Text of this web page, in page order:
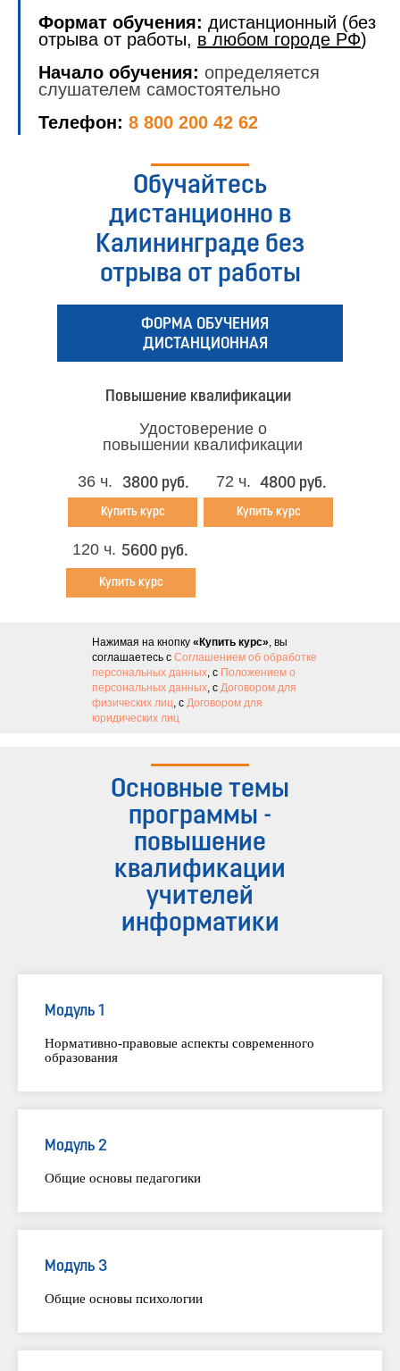
Формат обучения: дистанционный (без
отрыва от работы, в любом городе РФ)
Начало обучения: определяется
слушателем самостоятельно
Телефон: 8 800 200 42 62
Обучайтесь
дистанционно в
Калининграде без
отрыва от работы
ФОРМА ОБУЧЕНИЯ
ДИСТАНЦИОННАЯ
Повышение квалификации
Удостоверение о
повышении квалификации
36 ч. 72 ч.
120 ч.
3800 руб. 4800 руб.
5600 руб.
Купить курс Купить курс
Купить курс
Нажимая на кнопку «Купить курс», вы
соглашаетесь с Соглашением об обработке
персональных данных, с Положением о
персональных данных, с Договором для
физических лиц, с Договором для
юридических лиц
Основные темы
программы -
повышение
квалификации
учителей
информатики
Модуль 1
Нормативно-правовые аспекты современного
образования
Модуль 2
Общие основы педагогики
Модуль 3
Общие основы психологии